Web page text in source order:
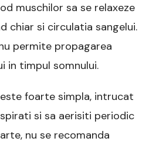
muschilor sa se relaxeze
chiar si circulatia sangelui.
permite propagarea
in timpul somnului.
foarte simpla, intrucat
si sa aerisiti periodic
nu se recomanda